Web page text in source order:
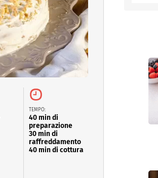
TEMPO:
40 min di
preparazione
30 min di
raffreddamento
40 min di cottura